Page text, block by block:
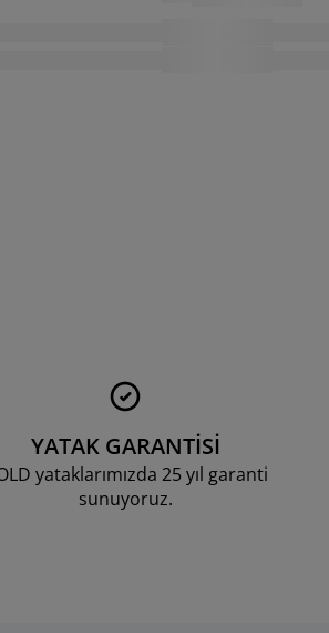
YATAK GARANTİSİ
yataklarımızda 25 yıl garanti
sunuyoruz.